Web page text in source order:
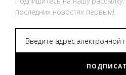
последних новостях первым!